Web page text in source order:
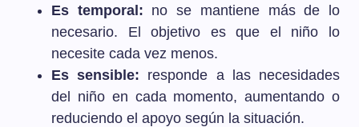
Es temporal: no se mantiene más de lo
necesario. El objetivo es que el niño lo
necesite cada vez menos.
Es sensible: responde a las necesidades
del niño en cada momento, aumentando o
reduciendo el apoyo según la situación.